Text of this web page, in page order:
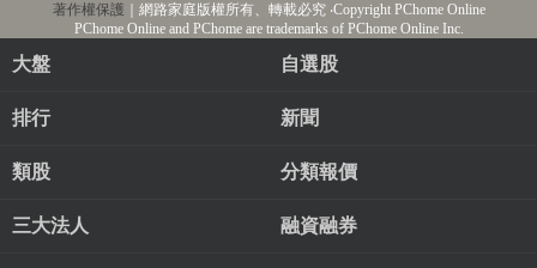
著作權保護 ｜網路家庭版權所有、轉載必究‧Copyright PChome Online
PChome Online and PChome are trademarks of PChome Online Inc.
大盤 自選股
排行 新聞
類股 分類報價
三大法人 融資融券